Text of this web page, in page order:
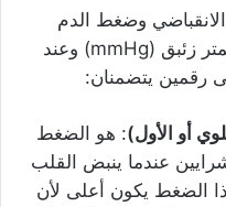
وضغط الدم
الانبساطي. وحدة قياسه هي ملليمتر زئبق (mmHg) وعند
رقمين يتضمنان:
أو الأول): هو الضغط
عندما ينبض القلب
الضغط يكون أعلى لأن